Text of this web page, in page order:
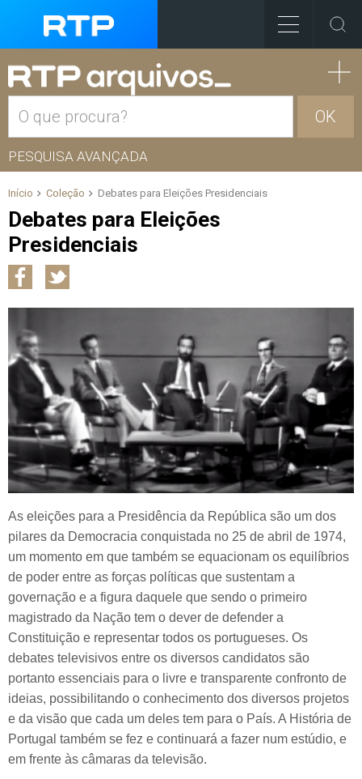
OK
PESQUISA AVANÇADA
Início Coleção Debates para Eleições Presidenciais
Debates para Eleições
Presidenciais
As eleições para a Presidência da República são um dos
pilares da Democracia conquistada no 25 de abril de 1974,
um momento em que também se equacionam os equilíbrios
de poder entre as forças políticas que sustentam a
governação e a figura daquele que sendo o primeiro
magistrado da Nação tem o dever de defender a
Constituição e representar todos os portugueses. Os
debates televisivos entre os diversos candidatos são
portanto essenciais para o livre e transparente confronto de
ideias, possibilitando o conhecimento dos diversos projetos
e da visão que cada um deles tem para o País. A História de
Portugal também se fez e continuará a fazer num estúdio, e
em frente às câmaras da televisão.